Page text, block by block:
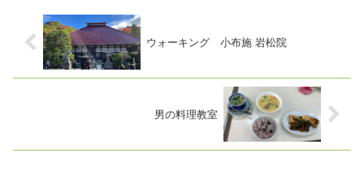
ウォーキング 小布施 岩松院
男の料理教室